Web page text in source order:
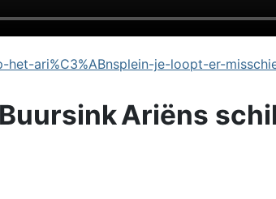
ari%C3%ABnsplein-je-loopt-er-
Ariëns